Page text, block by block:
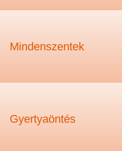
Mindenszentek
Gyertyaöntés